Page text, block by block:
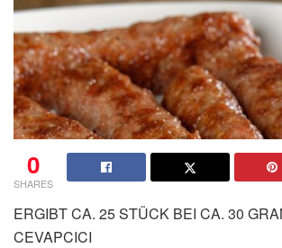
0
SHARES
ERGIBT CA. 25 STÜCK BEI CA. 30
CEVAPCICI